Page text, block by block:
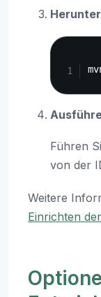
Führen
von der
Weitere
Einrichten